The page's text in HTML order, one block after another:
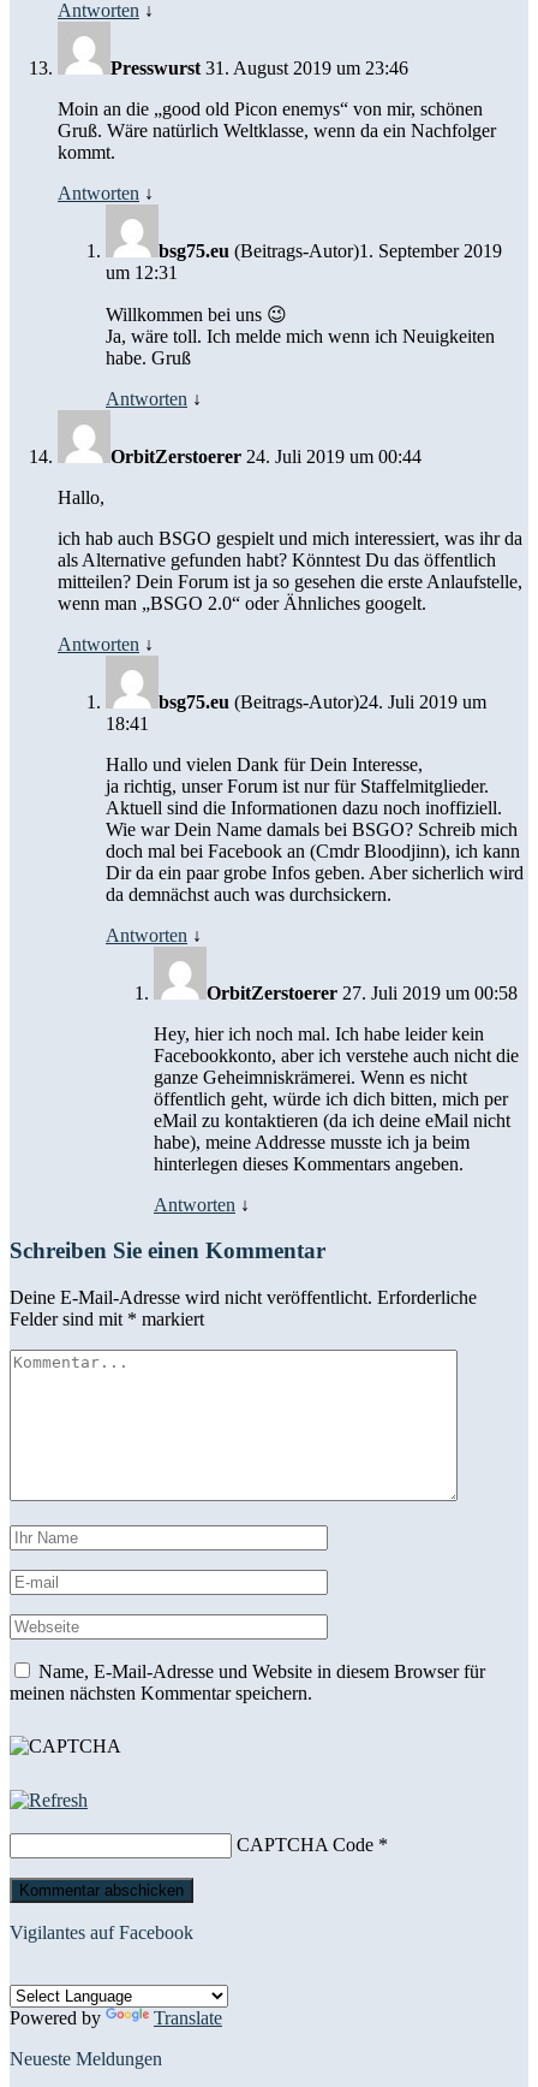
Antworten ↓
Presswurst 31. August 2019 um 23:46
Moin an die „good old Picon enemys“ von mir, schönen
Gruß. Wäre natürlich Weltklasse, wenn da ein Nachfolger
kommt.
Antworten ↓
bsg75.eu (Beitrags-Autor)1. September 2019
um 12:31
Willkommen bei uns 😉
Ja, wäre toll. Ich melde mich wenn ich Neuigkeiten
habe. Gruß
Antworten ↓
OrbitZerstoerer 24. Juli 2019 um 00:44
Hallo,
ich hab auch BSGO gespielt und mich interessiert, was ihr da
als Alternative gefunden habt? Könntest Du das öffentlich
mitteilen? Dein Forum ist ja so gesehen die erste Anlaufstelle,
wenn man „BSGO 2.0“ oder Ähnliches googelt.
Antworten ↓
bsg75.eu (Beitrags-Autor)24. Juli 2019 um
18:41
Hallo und vielen Dank für Dein Interesse,
ja richtig, unser Forum ist nur für Staffelmitglieder.
Aktuell sind die Informationen dazu noch inoffiziell.
Wie war Dein Name damals bei BSGO? Schreib mich
doch mal bei Facebook an (Cmdr Bloodjinn), ich kann
Dir da ein paar grobe Infos geben. Aber sicherlich wird
da demnächst auch was durchsickern.
Antworten ↓
OrbitZerstoerer 27. Juli 2019 um 00:58
Hey, hier ich noch mal. Ich habe leider kein
Facebookkonto, aber ich verstehe auch nicht die
ganze Geheimniskrämerei. Wenn es nicht
öffentlich geht, würde ich dich bitten, mich per
eMail zu kontaktieren (da ich deine eMail nicht
habe), meine Addresse musste ich ja beim
hinterlegen dieses Kommentars angeben.
Antworten ↓
Schreiben Sie einen Kommentar
Deine E-Mail-Adresse wird nicht veröffentlicht. Erforderliche
Felder sind mit * markiert
Name, E-Mail-Adresse und Website in diesem Browser für
meinen nächsten Kommentar speichern.
CAPTCHA Code *
Vigilantes auf Facebook
Powered by
Translate
Neueste Meldungen